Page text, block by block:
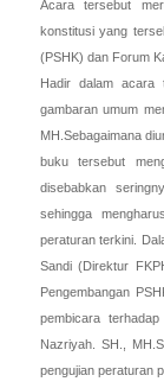
Acara tersebut
konstitusi yang
(PSHK) dan Forum
Hadir dalam acara
gambaran umum
MH.Sebagaimana
buku tersebut
disebabkan
sehingga
peraturan terkini.
Sandi (Direktur
Pengembangan
pembicara
Nazriyah. SH.,
pengujian peraturan